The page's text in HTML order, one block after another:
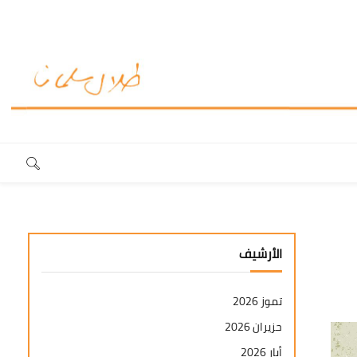
الأرشيف
تموز 2026
حزيران 2026
أيار 2026